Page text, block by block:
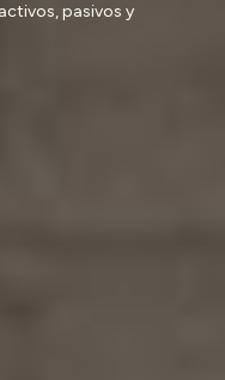
pasivos y